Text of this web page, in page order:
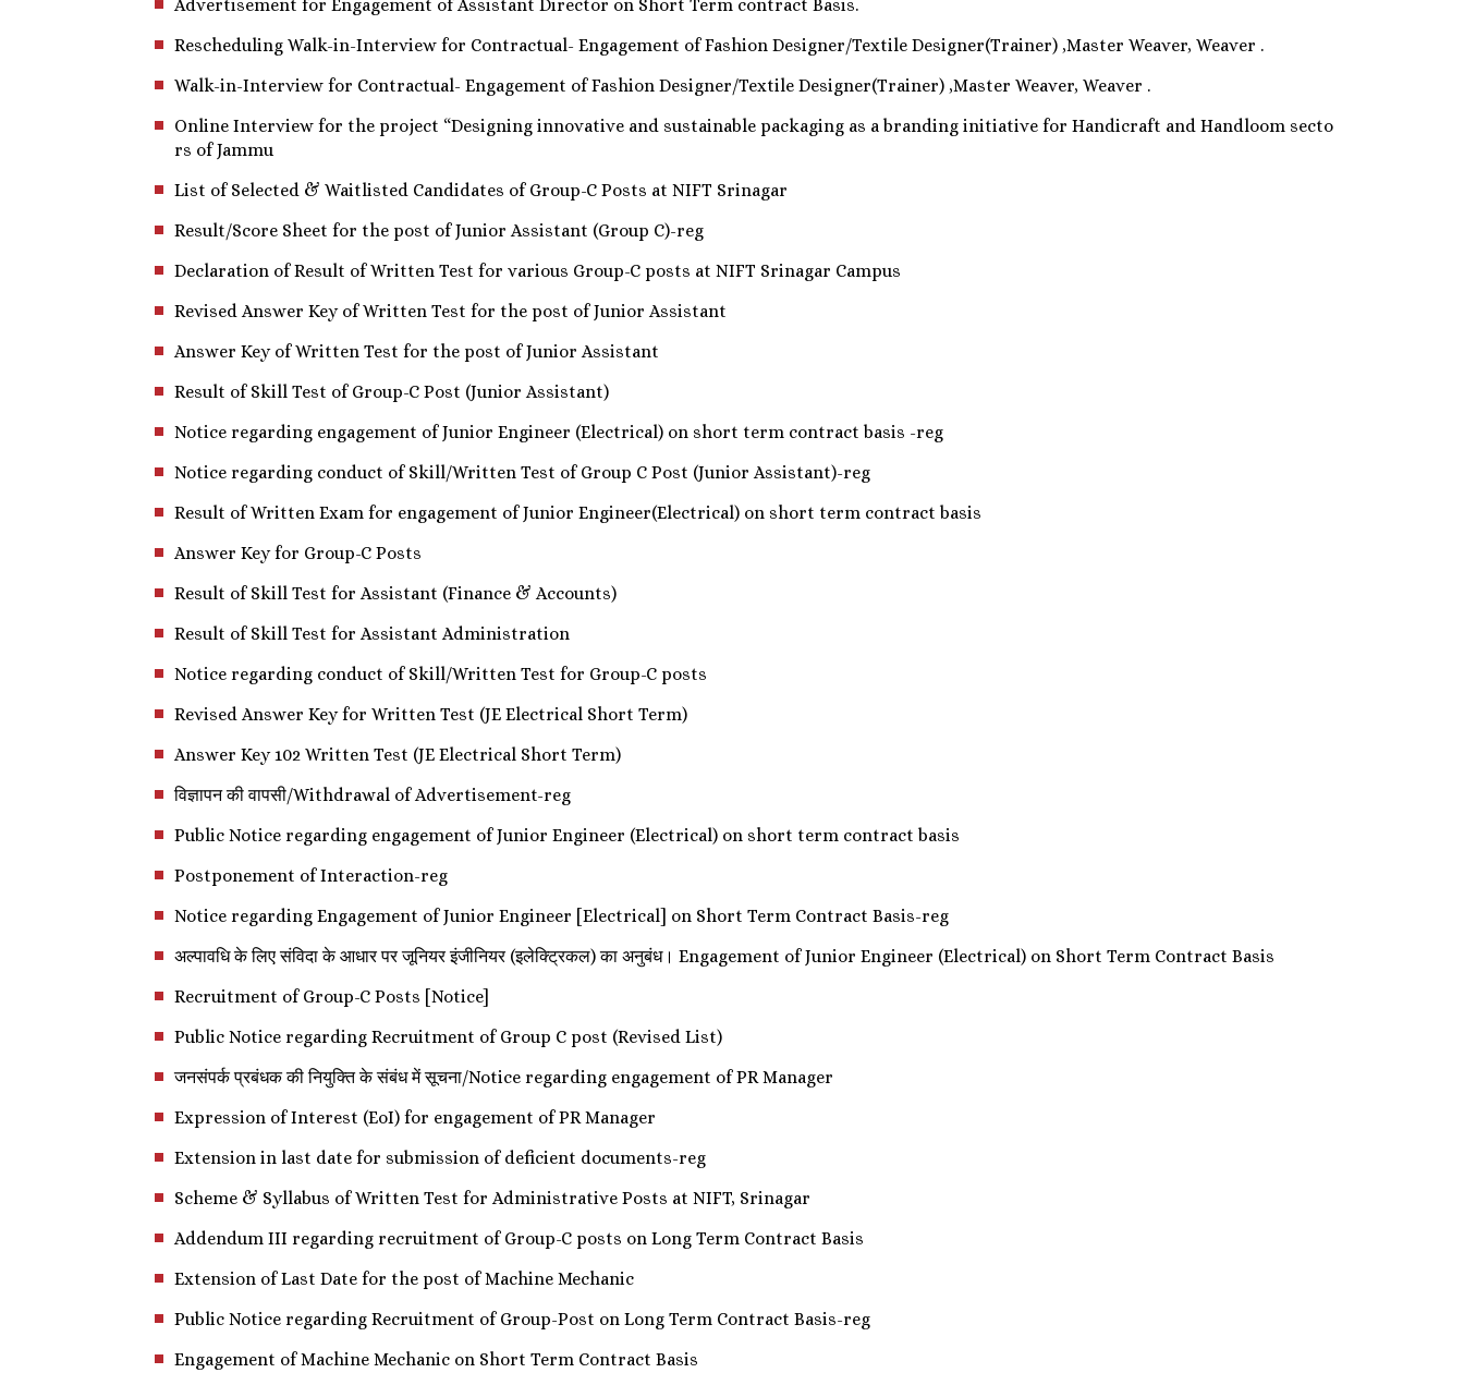
Advertisement for Engagement of Assistant Director on Short Term contract Basis.
Rescheduling Walk-in-Interview for Contractual- Engagement of Fashion Designer/Textile Designer(Trainer) ,Master Weaver, Weaver .
Walk-in-Interview for Contractual- Engagement of Fashion Designer/Textile Designer(Trainer) ,Master Weaver, Weaver .
Online Interview for the project “Designing innovative and sustainable packaging as a branding initiative for Handicraft and Handloom secto
rs of Jammu
List of Selected & Waitlisted Candidates of Group-C Posts at NIFT Srinagar
Result/Score Sheet for the post of Junior Assistant (Group C)-reg
Declaration of Result of Written Test for various Group-C posts at NIFT Srinagar Campus
Revised Answer Key of Written Test for the post of Junior Assistant
Answer Key of Written Test for the post of Junior Assistant
Result of Skill Test of Group-C Post (Junior Assistant)
Notice regarding engagement of Junior Engineer (Electrical) on short term contract basis -reg
Notice regarding conduct of Skill/Written Test of Group C Post (Junior Assistant)-reg
Result of Written Exam for engagement of Junior Engineer(Electrical) on short term contract basis
Answer Key for Group-C Posts
Result of Skill Test for Assistant (Finance & Accounts)
Result of Skill Test for Assistant Administration
Notice regarding conduct of Skill/Written Test for Group-C posts
Revised Answer Key for Written Test (JE Electrical Short Term)
Answer Key 102 Written Test (JE Electrical Short Term)
विज्ञापन की वापसी/Withdrawal of Advertisement-reg
Public Notice regarding engagement of Junior Engineer (Electrical) on short term contract basis
Postponement of Interaction-reg
Notice regarding Engagement of Junior Engineer [Electrical] on Short Term Contract Basis-reg
अल्पावधि के लिए संविदा के आधार पर जूनियर इंजीनियर (इलेक्ट्रिकल) का अनुबंध। Engagement of Junior Engineer (Electrical) on Short Term Contract Basis
Recruitment of Group-C Posts [Notice]
Public Notice regarding Recruitment of Group C post (Revised List)
जनसंपर्क प्रबंधक की नियुक्ति के संबंध में सूचना/Notice regarding engagement of PR Manager
Expression of Interest (EoI) for engagement of PR Manager
Extension in last date for submission of deficient documents-reg
Scheme & Syllabus of Written Test for Administrative Posts at NIFT, Srinagar
Addendum III regarding recruitment of Group-C posts on Long Term Contract Basis
Extension of Last Date for the post of Machine Mechanic
Public Notice regarding Recruitment of Group-Post on Long Term Contract Basis-reg
Engagement of Machine Mechanic on Short Term Contract Basis